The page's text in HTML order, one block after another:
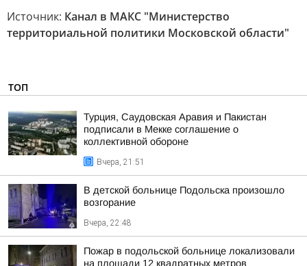
Источник: Канал в МАКС "Министерство
территориальной политики Московской области"
ТОП
Турция, Саудовская Аравия и Пакистан
подписали в Мекке соглашение о
коллективной обороне
Вчера, 21:51
В детской больнице Подольска произошло
возгорание
Вчера, 22:48
Пожар в подольской больнице локализовали
на площади 12 квадратных метров